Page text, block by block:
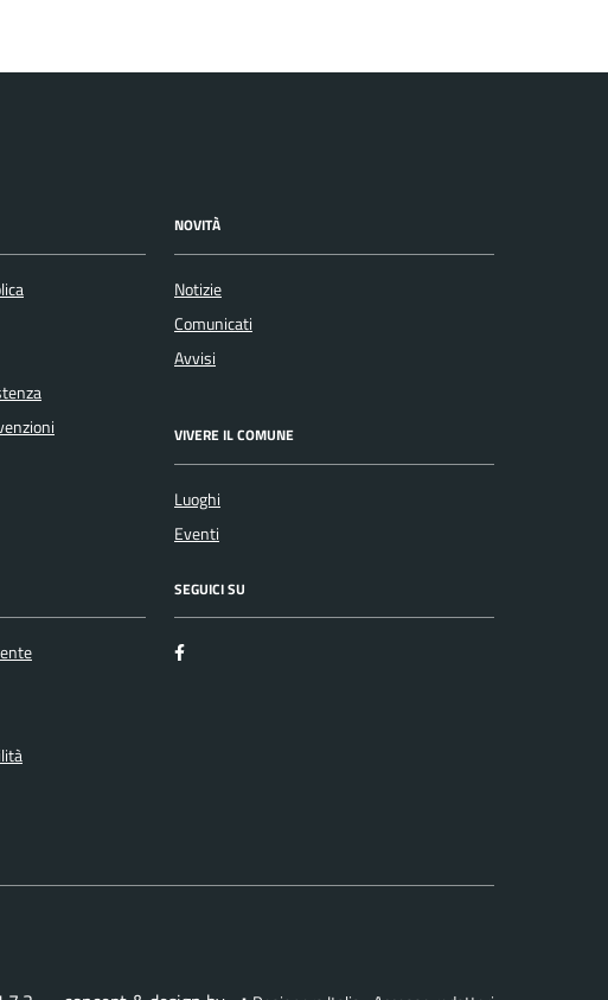
NOVITÀ
Notizie
Comunicati
Avvisi
VIVERE IL COMUNE
Luoghi
Eventi
SEGUICI SU
Facebook